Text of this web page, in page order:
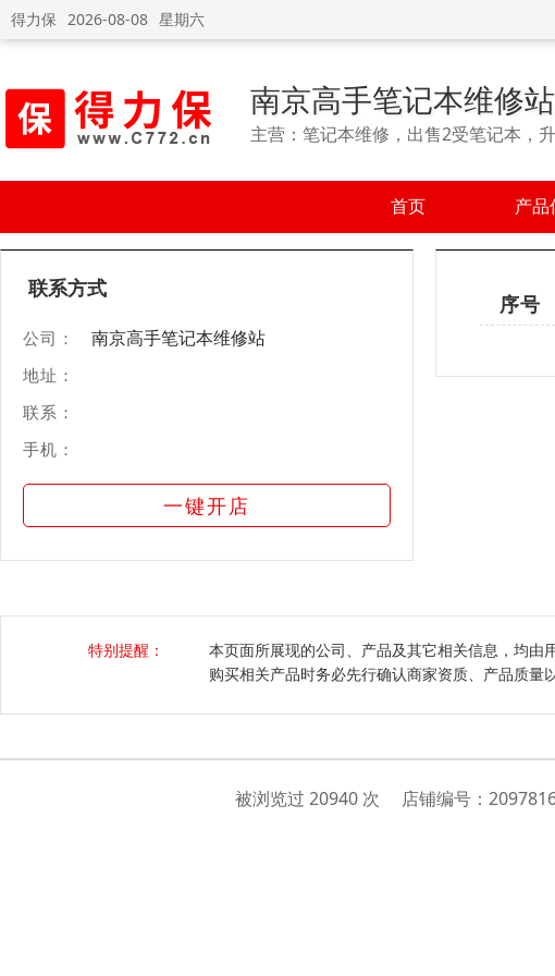
得力保 2026-08-08 星期六
南京高手笔记本维修站
主营：笔记本维修，出售2受笔记本，
首页 产品
联系方式
公司： 南京高手笔记本维修站
地址：
联系：
手机：
一键开店
序号
特别提醒：
本页面所展现的公司、产品及其它相关信息，均由
购买相关产品时务必先行确认商家资质、产品质量
被浏览过 20940 次 店铺编号：